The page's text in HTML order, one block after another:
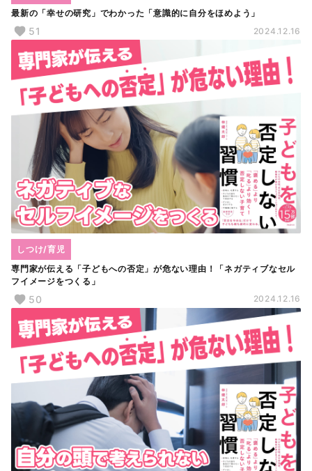
最新の「幸せの研究」でわかった「意識的に自分をほめよう」
51 2024.12.16
専門家が伝える「子どもへの否定」が危ない理由！「ネガティブなセル
フイメージをつくる」
しつけ/育児
50 2024.12.16